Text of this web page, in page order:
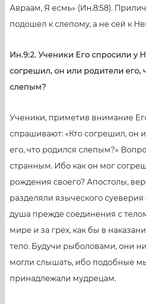
Авраам, Я есмь» (Ин.8:58).
подошел к слепому, а не сей к
Ин.9:2. Ученики Его спросили у
согрешил, он или родители его,
слепым?
Ученики, приметив внимание
спрашивают: «Кто согрешил, он
его, что родился слепым?»
странным. Ибо как он мог
рождения своего? Апостолы,
разделяли языческого суеверия
душа прежде соединения с
мире и за грех, как бы в
тело. Будучи рыболовами, они
могли слышать, ибо подобные
принадлежали мудрецам.